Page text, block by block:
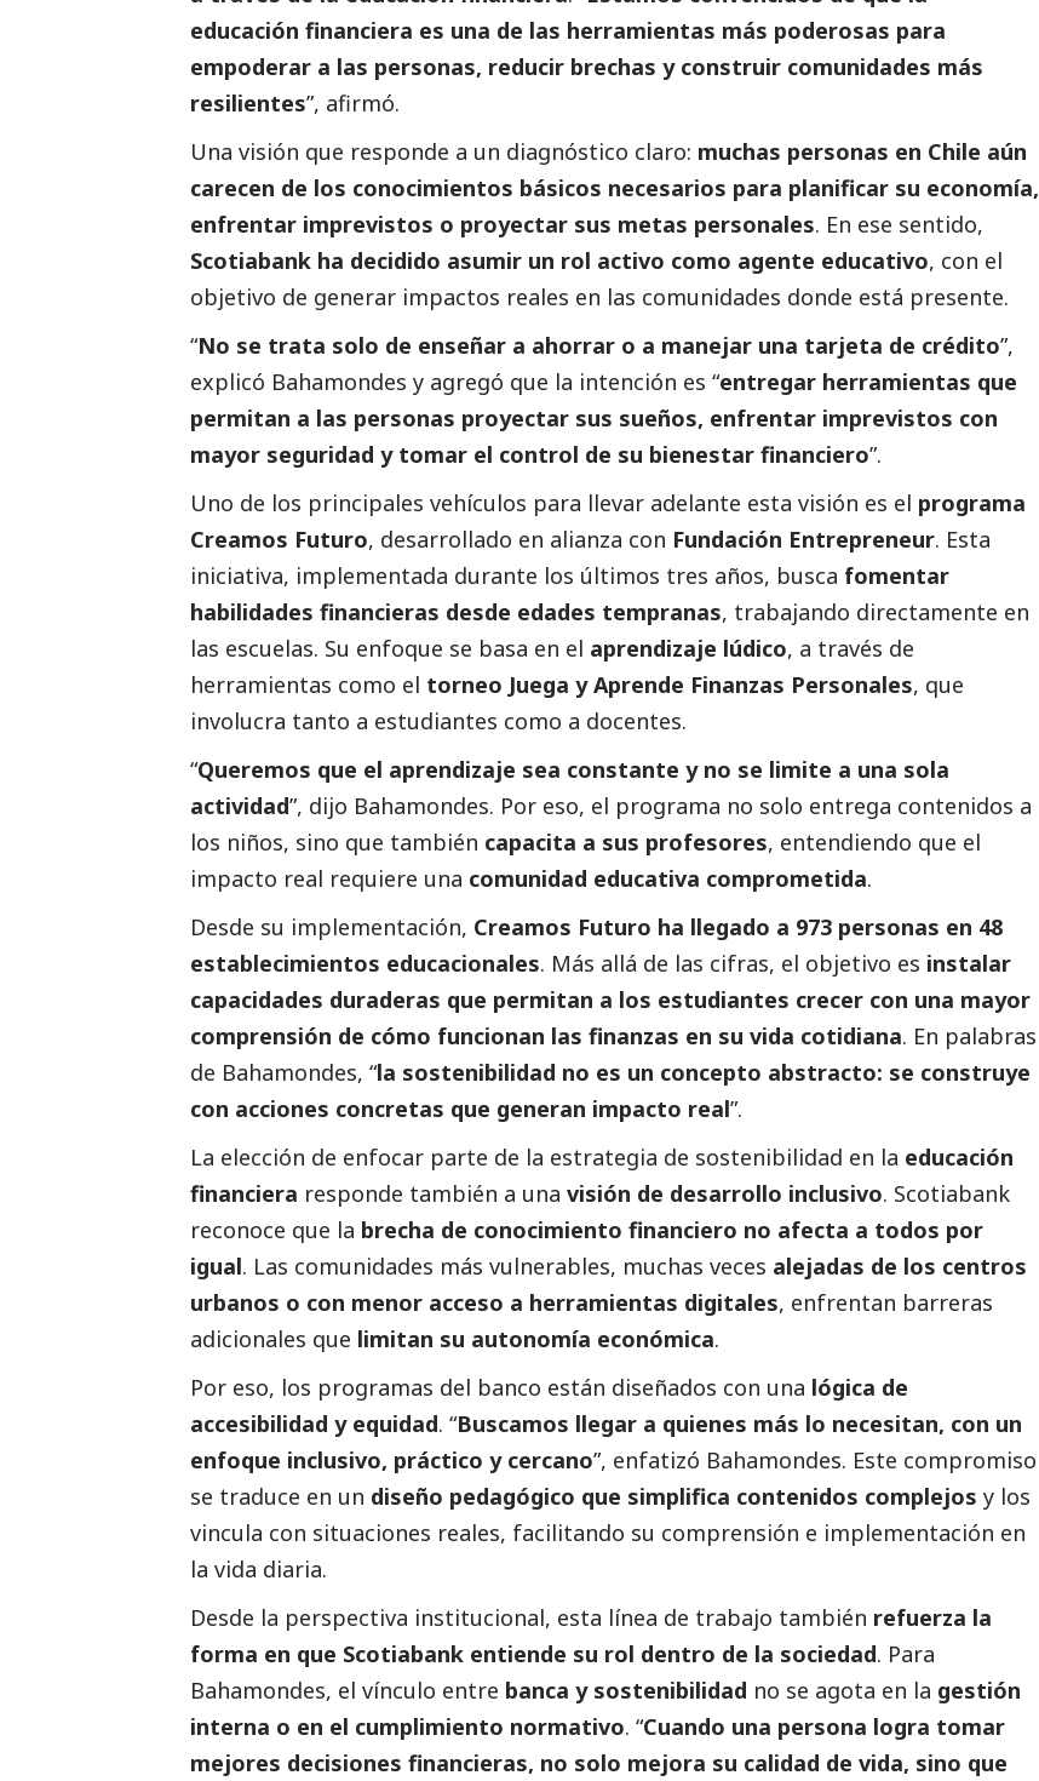
educación financiera es una de las herramientas más poderosas para
empoderar a las personas, reducir brechas y construir comunidades más
resilientes”, afirmó.
Una visión que responde a un diagnóstico claro: muchas personas en Chile aún
carecen de los conocimientos básicos necesarios para planificar su economía,
enfrentar imprevistos o proyectar sus metas personales. En ese sentido,
Scotiabank ha decidido asumir un rol activo como agente educativo, con el
objetivo de generar impactos reales en las comunidades donde está presente.
“No se trata solo de enseñar a ahorrar o a manejar una tarjeta de crédito”,
explicó Bahamondes y agregó que la intención es “entregar herramientas que
permitan a las personas proyectar sus sueños, enfrentar imprevistos con
mayor seguridad y tomar el control de su bienestar financiero”.
Uno de los principales vehículos para llevar adelante esta visión es el programa
Creamos Futuro, desarrollado en alianza con Fundación Entrepreneur. Esta
iniciativa, implementada durante los últimos tres años, busca fomentar
habilidades financieras desde edades tempranas, trabajando directamente en
las escuelas. Su enfoque se basa en el aprendizaje lúdico, a través de
herramientas como el torneo Juega y Aprende Finanzas Personales, que
involucra tanto a estudiantes como a docentes.
“Queremos que el aprendizaje sea constante y no se limite a una sola
actividad”, dijo Bahamondes. Por eso, el programa no solo entrega contenidos a
los niños, sino que también capacita a sus profesores, entendiendo que el
impacto real requiere una comunidad educativa comprometida.
Desde su implementación, Creamos Futuro ha llegado a 973 personas en 48
establecimientos educacionales. Más allá de las cifras, el objetivo es instalar
capacidades duraderas que permitan a los estudiantes crecer con una mayor
comprensión de cómo funcionan las finanzas en su vida cotidiana. En palabras
de Bahamondes, “la sostenibilidad no es un concepto abstracto: se construye
con acciones concretas que generan impacto real”.
La elección de enfocar parte de la estrategia de sostenibilidad en la educación
financiera responde también a una visión de desarrollo inclusivo. Scotiabank
reconoce que la brecha de conocimiento financiero no afecta a todos por
igual. Las comunidades más vulnerables, muchas veces alejadas de los centros
urbanos o con menor acceso a herramientas digitales, enfrentan barreras
adicionales que limitan su autonomía económica.
Por eso, los programas del banco están diseñados con una lógica de
accesibilidad y equidad. “Buscamos llegar a quienes más lo necesitan, con un
enfoque inclusivo, práctico y cercano”, enfatizó Bahamondes. Este compromiso
se traduce en un diseño pedagógico que simplifica contenidos complejos y los
vincula con situaciones reales, facilitando su comprensión e implementación en
la vida diaria.
Desde la perspectiva institucional, esta línea de trabajo también refuerza la
forma en que Scotiabank entiende su rol dentro de la sociedad. Para
Bahamondes, el vínculo entre banca y sostenibilidad no se agota en la gestión
interna o en el cumplimiento normativo. “Cuando una persona logra tomar
mejores decisiones financieras, no solo mejora su calidad de vida, sino que